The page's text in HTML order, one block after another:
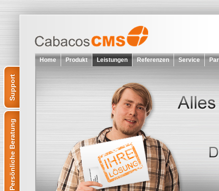
Support
Persönliche Beratung
Home Produkt Leistungen Referenzen Service